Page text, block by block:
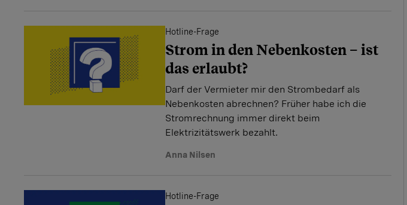
Hotline-Frage
Strom in den Nebenkosten – ist
das erlaubt?
Darf der Vermieter mir den Strombedarf als
Nebenkosten abrechnen? Früher habe ich die
Stromrechnung immer direkt beim
Elektrizitätswerk bezahlt.
Anna Nilsen
Hotline-Frage